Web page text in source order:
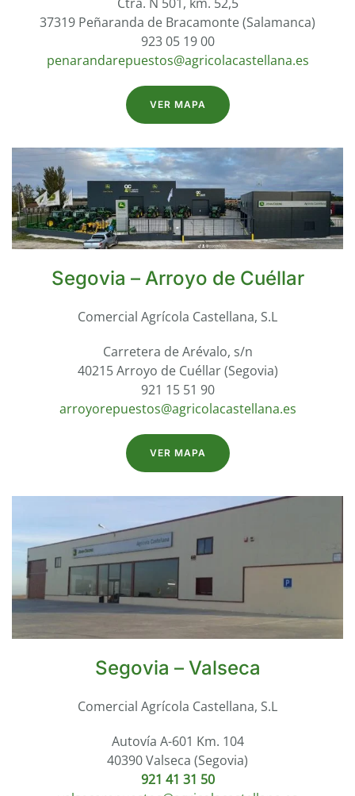
37319 Peñaranda de Bracamonte (Salamanca)
923 05 19 00
penarandarepuestos@agricolacastellana.es
VER MAPA
Segovia – Arroyo de Cuéllar
Comercial Agrícola Castellana, S.L
Carretera de Arévalo, s/n
40215 Arroyo de Cuéllar (Segovia)
921 15 51 90
arroyorepuestos@agricolacastellana.es
VER MAPA
Segovia – Valseca
Comercial Agrícola Castellana, S.L
Autovía A-601 Km. 104
40390 Valseca (Segovia)
921 41 31 50